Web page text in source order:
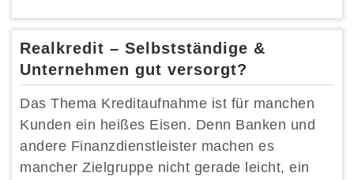
Realkredit – Selbstständige &
Unternehmen gut versorgt?
Das Thema Kreditaufnahme ist für manchen
Kunden ein heißes Eisen. Denn Banken und
andere Finanzdienstleister machen es
mancher Zielgruppe nicht gerade leicht, ein